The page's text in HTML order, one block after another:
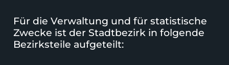
Für die Verwaltung und für statistische
Zwecke ist der Stadtbezirk in folgende
Bezirksteile aufgeteilt: